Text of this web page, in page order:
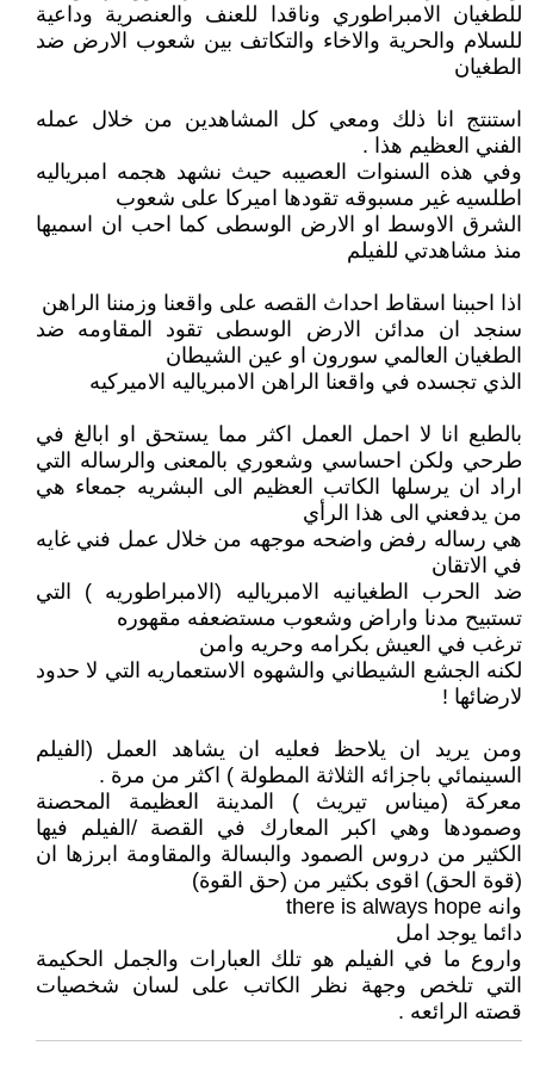
للطغيان الامبراطوري وناقدا للعنف والعنصرية وداعية
للسلام والحرية والاخاء والتكاتف بين شعوب الارض ضد
الطغيان
استنتج انا ذلك ومعي كل المشاهدين من خلال عمله
الفني العظيم هذا .
وفي هذه السنوات العصيبه حيث نشهد هجمه امبرياليه
اطلسيه غير مسبوقه تقودها اميركا على شعوب
الشرق الاوسط او الارض الوسطى كما احب ان اسميها
منذ مشاهدتي للفيلم
اذا احببنا اسقاط احداث القصه على واقعنا وزمننا الراهن
سنجد ان مدائن الارض الوسطى تقود المقاومه ضد
الطغيان العالمي سورون او عين الشيطان
الذي تجسده في واقعنا الراهن الامبرياليه الاميركيه
بالطبع انا لا احمل العمل اكثر مما يستحق او ابالغ في
طرحي ولكن احساسي وشعوري بالمعنى والرساله التي
اراد ان يرسلها الكاتب العظيم الى البشريه جمعاء هي
من يدفعني الى هذا الرأي
هي رساله رفض واضحه موجهه من خلال عمل فني غايه
في الاتقان
ضد الحرب الطغيانيه الامبرياليه (الامبراطوريه ) التي
تستبيح مدنا واراض وشعوب مستضعفه مقهوره
ترغب في العيش بكرامه وحريه وامن
لكنه الجشع الشيطاني والشهوه الاستعماريه التي لا حدود
لارضائها !
ومن يريد ان يلاحظ فعليه ان يشاهد العمل (الفيلم
السينمائي باجزائه الثلاثة المطولة ) اكثر من مرة .
معركة (ميناس تيريث ) المدينة العظيمة المحصنة
وصمودها وهي اكبر المعارك في القصة /الفيلم فيها
الكثير من دروس الصمود والبسالة والمقاومة ابرزها ان
(قوة الحق) اقوى بكثير من (حق القوة)
وانه there is always hope
دائما يوجد امل
واروع ما في الفيلم هو تلك العبارات والجمل الحكيمة
التي تلخص وجهة نظر الكاتب على لسان شخصيات
قصته الرائعه .